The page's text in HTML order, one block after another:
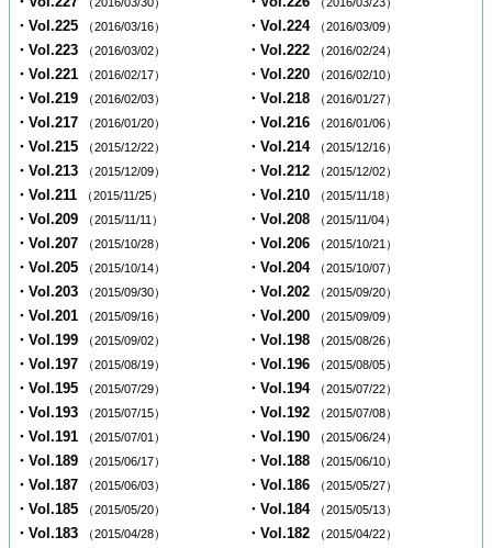
・Vol.225 （2016/03/16） ・Vol.224 （2016/03/09）
・Vol.223 （2016/03/02） ・Vol.222 （2016/02/24）
・Vol.221 （2016/02/17） ・Vol.220 （2016/02/10）
・Vol.219 （2016/02/03） ・Vol.218 （2016/01/27）
・Vol.217 （2016/01/20） ・Vol.216 （2016/01/06）
・Vol.215 （2015/12/22） ・Vol.214 （2015/12/16）
・Vol.213 （2015/12/09） ・Vol.212 （2015/12/02）
・Vol.211 （2015/11/25） ・Vol.210 （2015/11/18）
・Vol.209 （2015/11/11） ・Vol.208 （2015/11/04）
・Vol.207 （2015/10/28） ・Vol.206 （2015/10/21）
・Vol.205 （2015/10/14） ・Vol.204 （2015/10/07）
・Vol.203 （2015/09/30） ・Vol.202 （2015/09/20）
・Vol.201 （2015/09/16） ・Vol.200 （2015/09/09）
・Vol.199 （2015/09/02） ・Vol.198 （2015/08/26）
・Vol.197 （2015/08/19） ・Vol.196 （2015/08/05）
・Vol.195 （2015/07/29） ・Vol.194 （2015/07/22）
・Vol.193 （2015/07/15） ・Vol.192 （2015/07/08）
・Vol.191 （2015/07/01） ・Vol.190 （2015/06/24）
・Vol.189 （2015/06/17） ・Vol.188 （2015/06/10）
・Vol.187 （2015/06/03） ・Vol.186 （2015/05/27）
・Vol.185 （2015/05/20） ・Vol.184 （2015/05/13）
・Vol.183 （2015/04/28） ・Vol.182 （2015/04/22）